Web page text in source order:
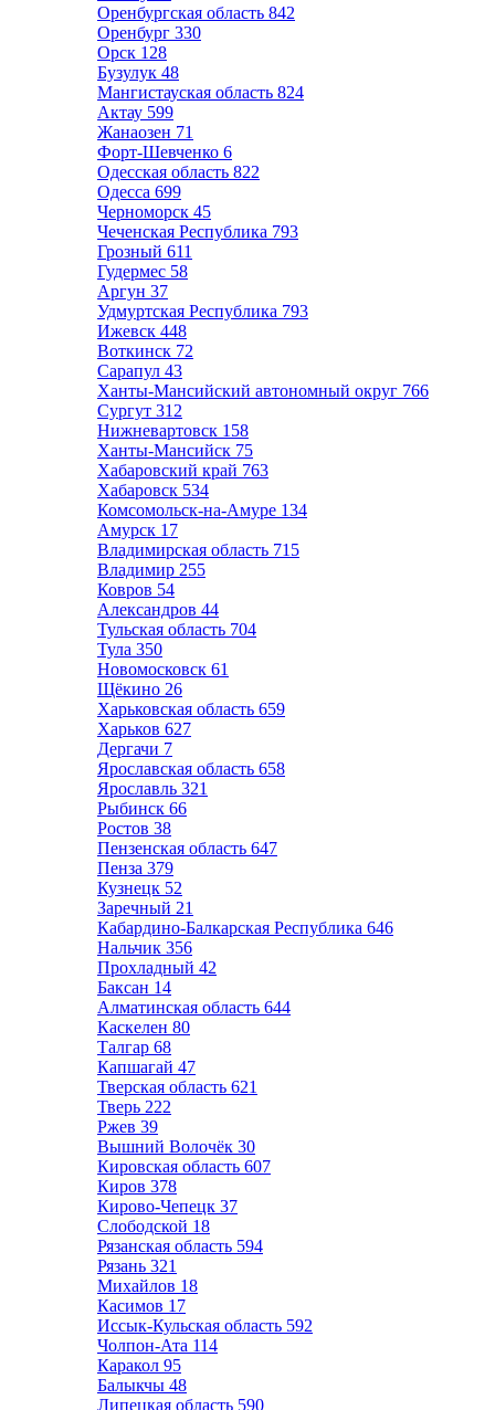
Оренбургская область 842
Оренбург 330
Орск 128
Бузулук 48
Мангистауская область 824
Актау 599
Жанаозен 71
Форт-Шевченко 6
Одесская область 822
Одесса 699
Черноморск 45
Чеченская Республика 793
Грозный 611
Гудермес 58
Аргун 37
Удмуртская Республика 793
Ижевск 448
Воткинск 72
Сарапул 43
Ханты-Мансийский автономный округ 766
Сургут 312
Нижневартовск 158
Ханты-Мансийск 75
Хабаровский край 763
Хабаровск 534
Комсомольск-на-Амуре 134
Амурск 17
Владимирская область 715
Владимир 255
Ковров 54
Александров 44
Тульская область 704
Тула 350
Новомосковск 61
Щёкино 26
Харьковская область 659
Харьков 627
Дергачи 7
Ярославская область 658
Ярославль 321
Рыбинск 66
Ростов 38
Пензенская область 647
Пенза 379
Кузнецк 52
Заречный 21
Кабардино-Балкарская Республика 646
Нальчик 356
Прохладный 42
Баксан 14
Алматинская область 644
Каскелен 80
Талгар 68
Капшагай 47
Тверская область 621
Тверь 222
Ржев 39
Вышний Волочёк 30
Кировская область 607
Киров 378
Кирово-Чепецк 37
Слободской 18
Рязанская область 594
Рязань 321
Михайлов 18
Касимов 17
Иссык-Кульская область 592
Чолпон-Ата 114
Каракол 95
Балыкчы 48
Липецкая область 590